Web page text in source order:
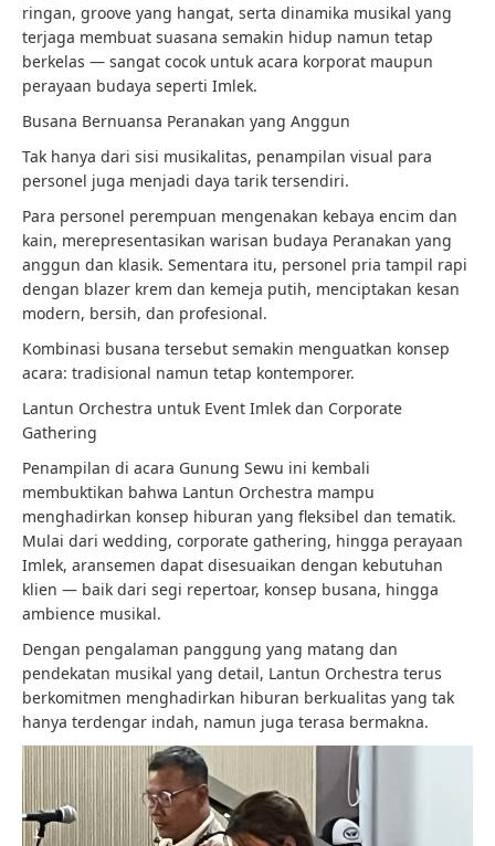
ringan, groove yang hangat, serta dinamika musikal yang
terjaga membuat suasana semakin hidup namun tetap
berkelas — sangat cocok untuk acara korporat maupun
perayaan budaya seperti Imlek.
Busana Bernuansa Peranakan yang Anggun
Tak hanya dari sisi musikalitas, penampilan visual para
personel juga menjadi daya tarik tersendiri.
Para personel perempuan mengenakan kebaya encim dan
kain, merepresentasikan warisan budaya Peranakan yang
anggun dan klasik. Sementara itu, personel pria tampil rapi
dengan blazer krem dan kemeja putih, menciptakan kesan
modern, bersih, dan profesional.
Kombinasi busana tersebut semakin menguatkan konsep
acara: tradisional namun tetap kontemporer.
Lantun Orchestra untuk Event Imlek dan Corporate
Gathering
Penampilan di acara Gunung Sewu ini kembali
membuktikan bahwa Lantun Orchestra mampu
menghadirkan konsep hiburan yang fleksibel dan tematik.
Mulai dari wedding, corporate gathering, hingga perayaan
Imlek, aransemen dapat disesuaikan dengan kebutuhan
klien — baik dari segi repertoar, konsep busana, hingga
ambience musikal.
Dengan pengalaman panggung yang matang dan
pendekatan musikal yang detail, Lantun Orchestra terus
berkomitmen menghadirkan hiburan berkualitas yang tak
hanya terdengar indah, namun juga terasa bermakna.